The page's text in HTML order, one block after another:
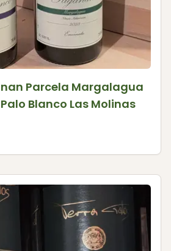
Parcela Margalagua
Blanco Las Molinas